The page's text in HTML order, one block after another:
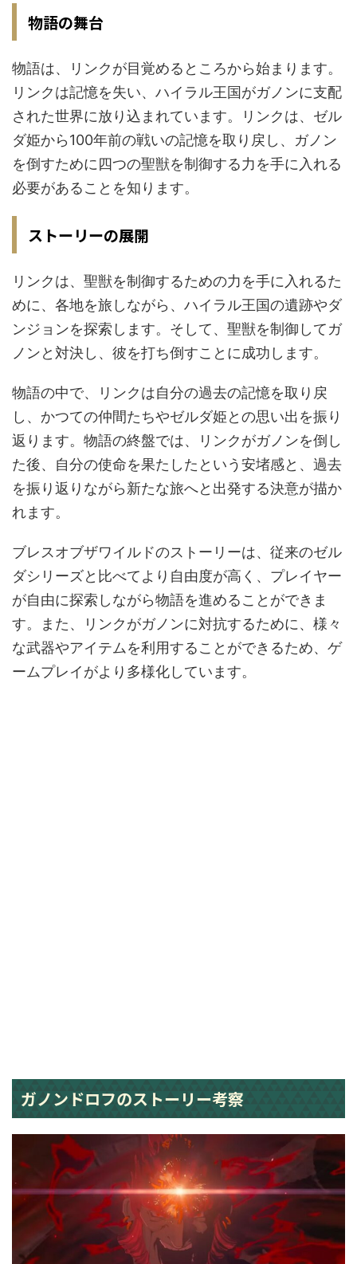
物語の舞台
物語は、リンクが目覚めるところから始まります。
リンクは記憶を失い、ハイラル王国がガノンに支配
された世界に放り込まれています。リンクは、ゼル
ダ姫から100年前の戦いの記憶を取り戻し、ガノン
を倒すために四つの聖獣を制御する力を手に入れる
必要があることを知ります。
ストーリーの展開
リンクは、聖獣を制御するための力を手に入れるた
めに、各地を旅しながら、ハイラル王国の遺跡やダ
ンジョンを探索します。そして、聖獣を制御してガ
ノンと対決し、彼を打ち倒すことに成功します。
物語の中で、リンクは自分の過去の記憶を取り戻
し、かつての仲間たちやゼルダ姫との思い出を振り
返ります。物語の終盤では、リンクがガノンを倒し
た後、自分の使命を果たしたという安堵感と、過去
を振り返りながら新たな旅へと出発する決意が描か
れます。
ブレスオブザワイルドのストーリーは、従来のゼル
ダシリーズと比べてより自由度が高く、プレイヤー
が自由に探索しながら物語を進めることができま
す。また、リンクがガノンに対抗するために、様々
な武器やアイテムを利用することができるため、ゲ
ームプレイがより多様化しています。
ガノンドロフのストーリー考察